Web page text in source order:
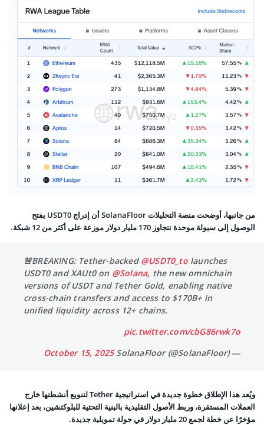
من جانبها، أوضحت منصة التحليلات SolanaFloor أن إدراج USDT0 يفتح
الوصول إلى سيولة موحدة تتجاوز 170 مليار دولار موزعة على أكثر من 12 شبكة.
🚨BREAKING: Tether-backed @USDT0_tolaunches
USDT0 and XAUt0 on @Solana, the new omnichain
versions of USDT and Tether Gold, enabling native
cross-chain transfers and access to $170B+ in
unified liquidity across 12+ chains.
pic.twitter.com/cbG86rwk7o
— SolanaFloor (@SolanaFloor)
October 15, 2025
ويُعد هذا الإطلاق خطوة جديدة في استراتيجية Tether لتنويع أنشطتها خارج
العملات المستقرة، وربط الأصول التقليدية بالبنية التحتية للبلوكتشين، بعد إعلانها
مؤخرًا عن خطة لجمع 20 مليار دولار في جولة تمويلية جديدة.